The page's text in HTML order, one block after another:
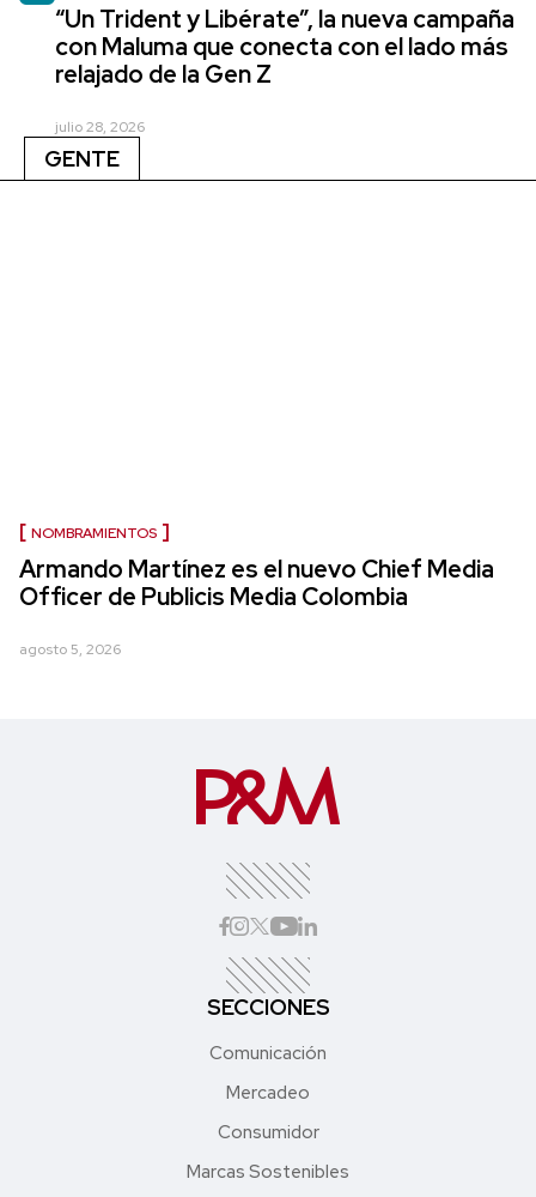
“Un Trident y Libérate”, la nueva campaña
con Maluma que conecta con el lado más
relajado de la Gen Z
julio 28, 2026
GENTE
NOMBRAMIENTOS
Armando Martínez es el nuevo Chief Media
Officer de Publicis Media Colombia
agosto 5, 2026
SECCIONES
Comunicación
Mercadeo
Consumidor
Marcas Sostenibles